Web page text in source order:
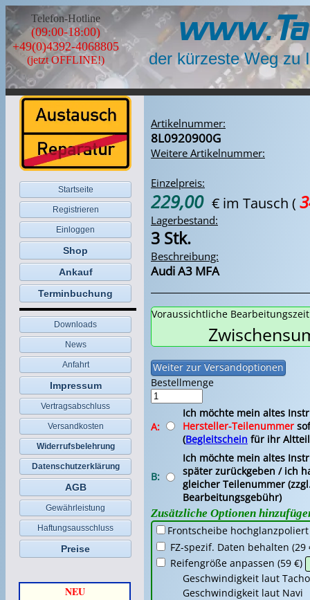
Telefon-Hotline
(09:00-18:00)
+49(0)4392-4068805
(jetzt OFFLINE!) der kürzeste Weg zu
Startseite
Registrieren
Einloggen
Shop
Ankauf
Terminbuchung
Downloads
News
Anfahrt
Impressum
Vertragsabschluss
Versandkosten
Widerrufsbelehrung
Datenschutzerklärung
AGB
Gewährleistung
Haftungsausschluss
Preise
NEU
Artikelnummer:
8L0920900G
Weitere Artikelnummer:
Einzelpreis:
229,00 € im Tausch (
Lagerbestand:
3 Stk.
Beschreibung:
Audi A3 MFA
Voraussichtliche
Bestellmenge
A:
Ich möchte mein altes
Hersteller-Teilenummer
(Begleitschein für ihr
B:
Ich möchte mein altes
später zurückgeben / ich
gleicher Teilenummer
Bearbeitungsgebühr)
Zusätzliche Optionen
Frontscheibe
FZ-spezif. Daten behalten (29
Reifengröße anpassen (59 €)
Geschwindigkeit laut Tacho
Geschwindigkeit laut